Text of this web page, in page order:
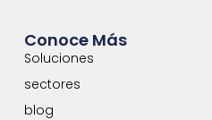
Conoce Más
Soluciones
sectores
blog